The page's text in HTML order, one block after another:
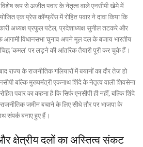
रूप से अजीत पवार के नेतृत्व वाले एनसीपी खेमे में
एक प्रेस कॉन्फ्रेंस में रोहित पवार ने दावा किया कि
अध्यक्ष प्रफुल पटेल, प्रदेशाध्यक्ष सुनील तटकरे और
विधानसभा चुनाव अपने मूल दल के बजाय भारतीय
‘कमल’ पर लड़ने की आंतरिक तैयारी पूरी कर चुके हैं।
राज्य के राजनीतिक गलियारों में बयानों का दौर तेज हो
बल्कि मुख्यमंत्री एकनाथ शिंदे के नेतृत्व वाली शिवसेना
पवार का कहना है कि सिर्फ एनसीपी ही नहीं, बल्कि शिंदे
जमीन बचाने के लिए सीधे तौर पर भाजपा के
संपर्क बनाए हुए हैं।
क्षेत्रीय दलों का अस्तित्व संकट